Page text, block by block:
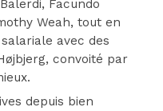
Facundo
Weah, tout en
avec des
convoité par
depuis bien